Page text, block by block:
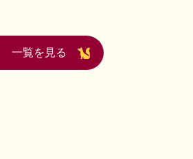
一覧を見る